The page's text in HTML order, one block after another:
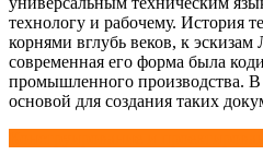
технологу и рабочему. История
корнями вглубь веков, к
современная его форма была
промышленного производства.
основой для создания таких